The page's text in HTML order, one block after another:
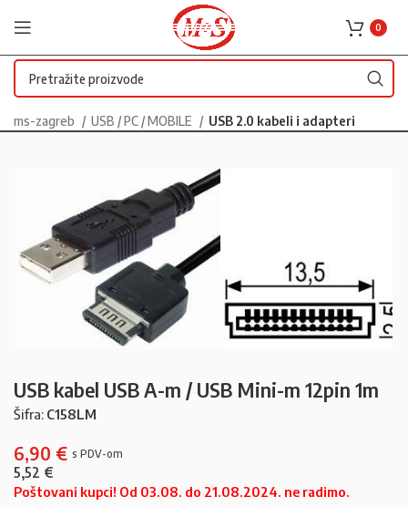
0
ms-zagreb USB / PC / MOBILE USB 2.0 kabeli i adapteri
USB kabel USB A-m / USB Mini-m 12pin 1m
Šifra: C158LM
6,90 €
5,52 €
Poštovani kupci! Od 03.08. do 21.08.2024. ne radimo.